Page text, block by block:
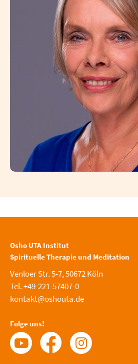
Osho UTA Institut
Spirituelle Therapie und Meditation
Venloer Str. 5-7, 50672 Köln
Tel. +49-221-57407-0
kontakt@oshouta.de
Folge uns!